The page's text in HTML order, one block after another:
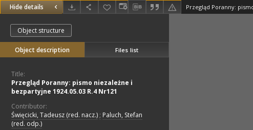
Hide details
Object structure
Object description Files list
Title:
Przegląd Poranny: pismo niezależne i
bezpartyjne 1924.05.03 R.4 Nr121
Contributor:
Święcicki, Tadeusz (red. nacz.) ; Paluch, Stefan
(red. odp.)